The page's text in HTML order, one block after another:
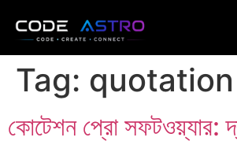
Tag: quotation
কোটেশন প্রো সফটওয়্যার: